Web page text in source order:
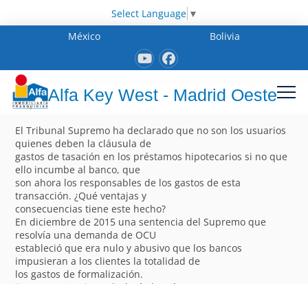
Select Language ▼
México
Bolivia
Alfa Key West - Madrid Oeste
El Tribunal Supremo ha declarado que no son los usuarios
quienes deben la cláusula de
gastos de tasación en los préstamos hipotecarios si no que
ello incumbe al banco, que
son ahora los responsables de los gastos de esta
transacción. ¿Qué ventajas y
consecuencias tiene este hecho?
En diciembre de 2015 una sentencia del Supremo que
resolvía una demanda de OCU
estableció que era nulo y abusivo que los bancos
impusieran a los clientes la totalidad de
los gastos de formalización.